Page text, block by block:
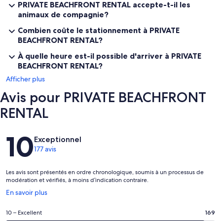
WE ACCEPT 21 YRS & OLDER . . . NO CHILDREN
ALL CANCELLATIONS "MUST" BE MADE:
- 30 DAYS PRIOR TO ARRIVAL, FOR FULL REFUND.
- 14 DAYS OR LESS, PRIOR TO ARRIVAL, NO REFUND
PRIOR TO ARRIVAL, WE REMIND TENANTS TO PLEASE "REVIEW &
VERIFY" OUR
* RENTAL FACILITY IS FOR TENANTS USE ONLY
* NO MORE THAN 1-2 GUESTS VISITING AT A TIME
* VISITING WITH GUESTS MUST BE "OUTSIDE" ON
PRIVATE BEACHFRONT RENTAL accepte-t-il les
animaux de compagnie?
Combien coûte le stationnement à PRIVATE
BEACHFRONT RENTAL?
À quelle heure est-il possible d'arriver à PRIVATE
BEACHFRONT RENTAL?
Afficher plus
Avis pour PRIVATE BEACHFRONT
RENTAL
Avis
10Exceptionnel
177 avis
Les avis sont présentés en ordre chronologique, soumis à un processus de
modération et vérifiés, à moins d’indication contraire.
En savoir plus
S’ouvre
une
nouvelle
Note
10 – Excellent 169